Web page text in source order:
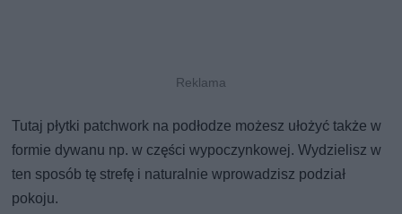
Tutaj płytki patchwork na podłodze możesz ułożyć także w
formie dywanu np. w części wypoczynkowej. Wydzielisz w
ten sposób tę strefę i naturalnie wprowadzisz podział
pokoju.